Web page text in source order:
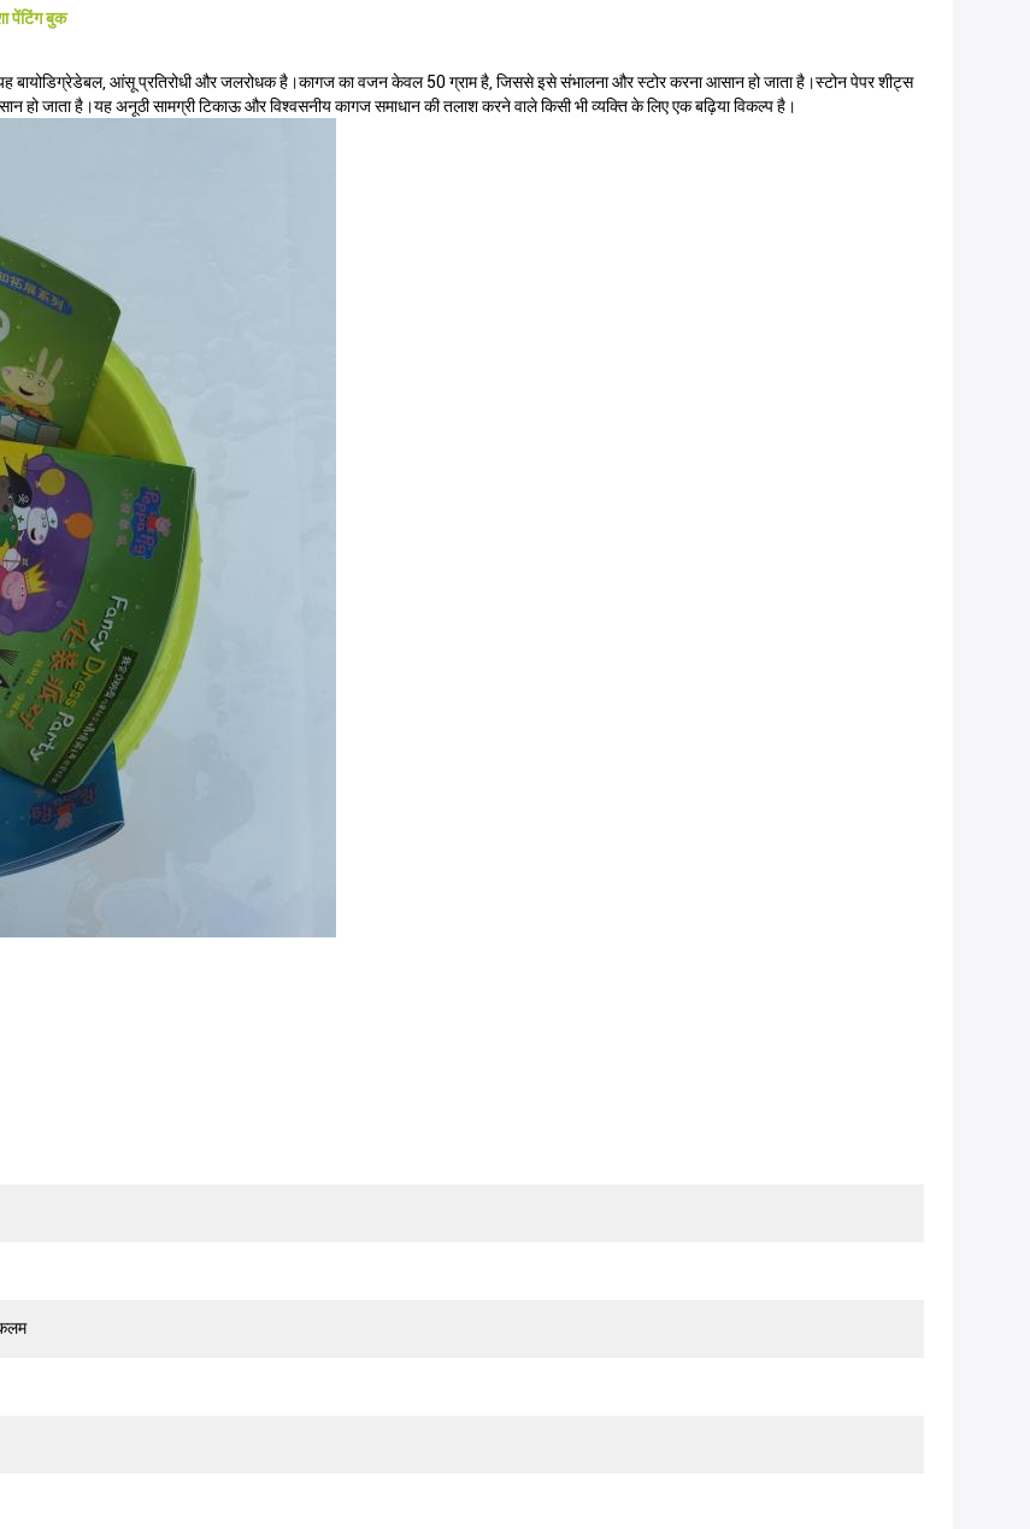
पेंटिंग बुक
बायोडिग्रेडेबल, आंसू प्रतिरोधी और जलरोधक है।कागज का वजन केवल 50 ग्राम है, जिससे इसे संभालना और स्टोर करना आसान हो जाता है।स्टोन पेपर शीट्स
जाता है।यह अनूठी सामग्री टिकाऊ और विश्वसनीय कागज समाधान की तलाश करने वाले किसी भी व्यक्ति के लिए एक बढ़िया विकल्प है।